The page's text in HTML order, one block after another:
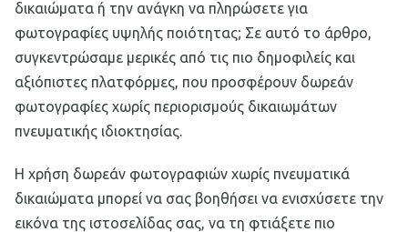
δικαιώματα ή την ανάγκη να πληρώσετε για
φωτογραφίες υψηλής ποιότητας; Σε αυτό το άρθρο,
συγκεντρώσαμε μερικές από τις πιο δημοφιλείς και
αξιόπιστες πλατφόρμες, που προσφέρουν δωρεάν
φωτογραφίες χωρίς περιορισμούς δικαιωμάτων
πνευματικής ιδιοκτησίας.
Η χρήση δωρεάν φωτογραφιών χωρίς πνευματικά
δικαιώματα μπορεί να σας βοηθήσει να ενισχύσετε την
εικόνα της ιστοσελίδας σας, να τη φτιάξετε πιο